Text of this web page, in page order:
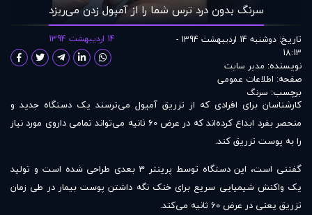
سرنگ بدون درد ترس شما را از آمپول زدن می‌ریزد
تاریخ:
دوشنبه 14 اردیبهشت 1394 -
18:13
نویسنده: مدير سايت
صفحه: اطلاعات عمومی
برچسب: سرنگ
14 اردیبهشت 1394
کارشناسان برای افرادی که از تزریق آمپول می‌ترسند یک دستگاه جدید و
منحصر بفرد ابداع کرده‌اند که در عرض 60 ثانیه می‌تواند تمامی داروی مورد نیاز
را به پوست تزریق کند.
گفتنی است، این دستگاه توسط پرینتر 3 بعدی طراحی شده است و تولید
یک واکنش شیمیایی سریع برای خنک نگه داشتن پوست بیمار در طی زمان
تزریق یعنی در عرض 60 ثانیه می‌کند.